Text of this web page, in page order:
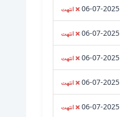
06-07-2025 ❌ انتهت
06-07-2025 ❌ انتهت
06-07-2025 ❌ انتهت
06-07-2025 ❌ انتهت
06-07-2025 ❌ انتهت